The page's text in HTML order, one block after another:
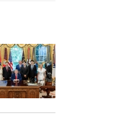
‘왕의 기
·다음세대
며 하나 된
”